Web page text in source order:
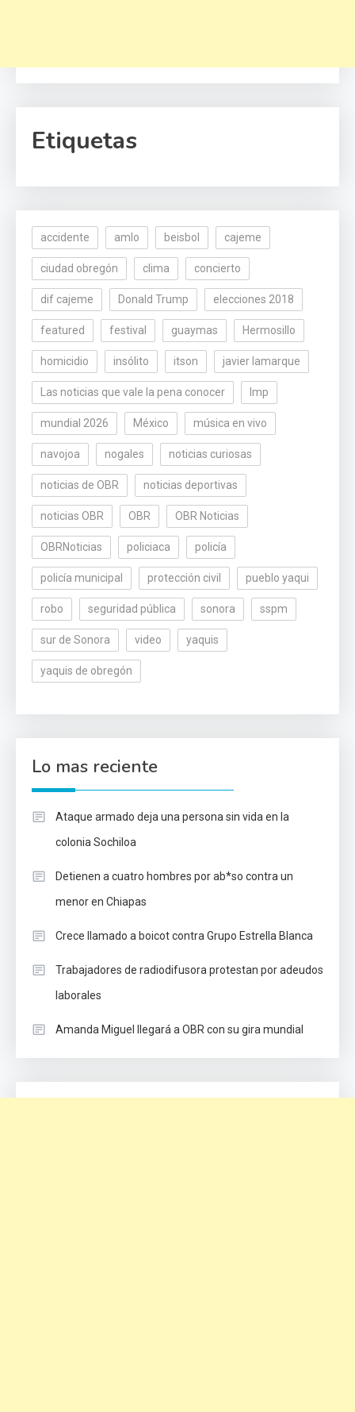
Etiquetas
accidente amlo beisbol cajeme
ciudad obregón clima concierto
dif cajeme Donald Trump elecciones 2018
featured festival guaymas Hermosillo
homicidio insólito itson javier lamarque
Las noticias que vale la pena conocer lmp
mundial 2026 México música en vivo
navojoa nogales noticias curiosas
noticias de OBR noticias deportivas
noticias OBR OBR OBR Noticias
OBRNoticias policiaca policía
policía municipal protección civil pueblo yaqui
robo seguridad pública sonora sspm
sur de Sonora video yaquis
yaquis de obregón
Lo mas reciente
Ataque armado deja una persona sin vida en la
colonia Sochiloa
Detienen a cuatro hombres por ab*so contra un
menor en Chiapas
Crece llamado a boicot contra Grupo Estrella Blanca
Trabajadores de radiodifusora protestan por adeudos
laborales
Amanda Miguel llegará a OBR con su gira mundial